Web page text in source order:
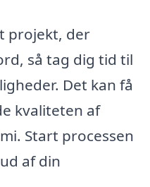
projekt, der
så tag dig tid til
Det kan få
kvaliteten af
Start processen
af din